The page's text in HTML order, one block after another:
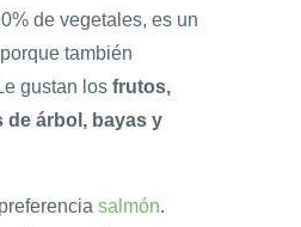
de vegetales, es un
porque también
gustan los frutos,
de árbol, bayas y
salmón.